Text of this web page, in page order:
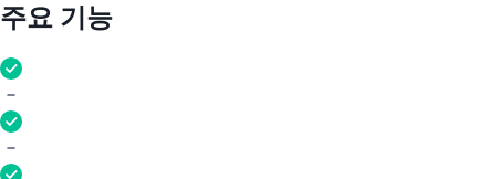
주요 기능